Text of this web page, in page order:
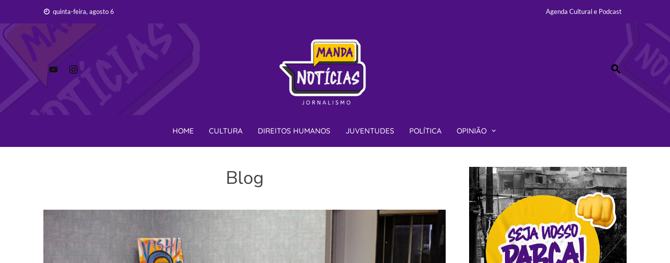
content
quinta-feira, agosto 6 Agenda Cultural e Podcast
JORNALISMO – MANDA
HOME CULTURA DIREITOS HUMANOS JUVENTUDES POLÍTICA OPINIÃO
Blog